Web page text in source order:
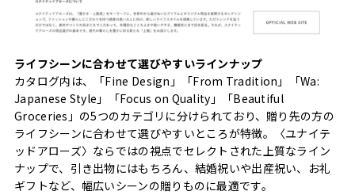
ライフシーンに合わせて選びやすいラインナップ
カタログ内は、「Fine Design」「From Tradition」「Wa:
Japanese Style」「Focus on Quality」「Beautiful
Groceries」の5つのカテゴリに分けられており、贈り先の方の
ライフシーンに合わせて選びやすいところが特徴。〈ユナイテ
ッドアローズ〉ならではの視点でセレクトされた上質なライン
ナップで、引き出物にはもちろん、結婚祝いや出産祝い、お礼
ギフトなど、幅広いシーンの贈りものに最適です。